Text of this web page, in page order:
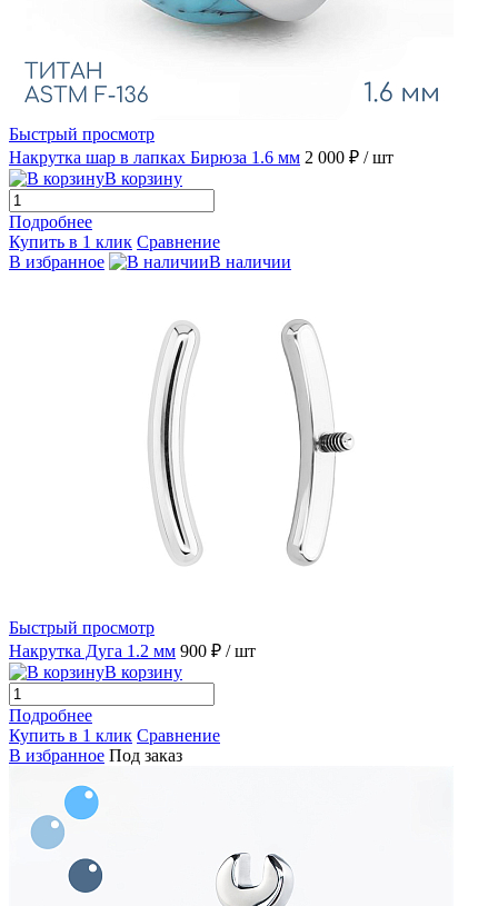
Быстрый просмотр
Накрутка шар в лапках Бирюза 1.6 мм 2 000 ₽ / шт
В корзину
Подробнее
Купить в 1 клик Сравнение
В избранное
В наличии
Быстрый просмотр
Накрутка Дуга 1.2 мм 900 ₽ / шт
В корзину
Подробнее
Купить в 1 клик Сравнение
В избранное Под заказ